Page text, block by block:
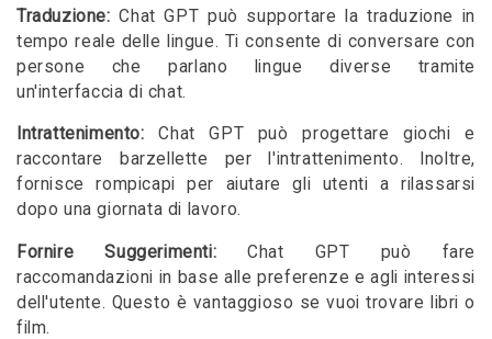
Traduzione: Chat GPT può supportare la traduzione in
tempo reale delle lingue. Ti consente di conversare con
persone che parlano lingue diverse tramite
un'interfaccia di chat.
Intrattenimento: Chat GPT può progettare giochi e
raccontare barzellette per l'intrattenimento. Inoltre,
fornisce rompicapi per aiutare gli utenti a rilassarsi
dopo una giornata di lavoro.
Fornire Suggerimenti: Chat GPT può fare
raccomandazioni in base alle preferenze e agli interessi
dell'utente. Questo è vantaggioso se vuoi trovare libri o
film.